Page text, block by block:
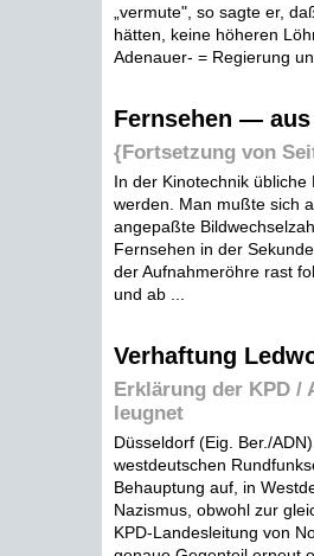
„vermute", so sagte er,
hätten, keine höheren
Adenauer- = Regierung
Fernsehen —
{Fortsetzung von
In der Kinotechnik
werden. Man mußte sich
angepaßte
Fernsehen in der
der Aufnahmeröhre rast
und ab ...
Verhaftung
Erklärung der KPD /
leugnet
Düsseldorf (Eig. Ber./
westdeutschen
Behauptung auf, in
Nazismus, obwohl zur
KPD-Landesleitung von